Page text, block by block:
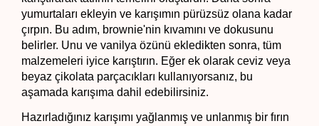
yumurtaları ekleyin ve karışımın pürüzsüz olana kadar
çırpın. Bu adım, brownie'nin kıvamını ve dokusunu
belirler. Unu ve vanilya özünü ekledikten sonra, tüm
malzemeleri iyice karıştırın. Eğer ek olarak ceviz veya
beyaz çikolata parçacıkları kullanıyorsanız, bu
aşamada karışıma dahil edebilirsiniz.
Hazırladığınız karışımı yağlanmış ve unlanmış bir fırın